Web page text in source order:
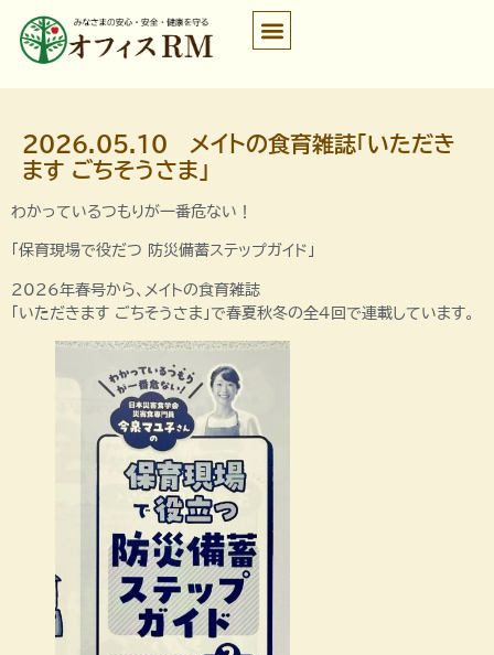
2026.05.10 メイトの食育雑誌「いただき
ます ごちそうさま」
わかっているつもりが一番危ない！
「保育現場で役だつ 防災備蓄ステップガイド」
2026年春号から、メイトの食育雑誌
「いただきます ごちそうさま」で春夏秋冬の全４回で連載しています。